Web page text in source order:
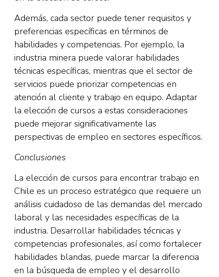
Además, cada sector puede tener requisitos y
preferencias específicas en términos de
habilidades y competencias. Por ejemplo, la
industria minera puede valorar habilidades
técnicas específicas, mientras que el sector de
servicios puede priorizar competencias en
atención al cliente y trabajo en equipo. Adaptar
la elección de cursos a estas consideraciones
puede mejorar significativamente las
perspectivas de empleo en sectores específicos.
Conclusiones
La elección de cursos para encontrar trabajo en
Chile es un proceso estratégico que requiere un
análisis cuidadoso de las demandas del mercado
laboral y las necesidades específicas de la
industria. Desarrollar habilidades técnicas y
competencias profesionales, así como fortalecer
habilidades blandas, puede marcar la diferencia
en la búsqueda de empleo y el desarrollo